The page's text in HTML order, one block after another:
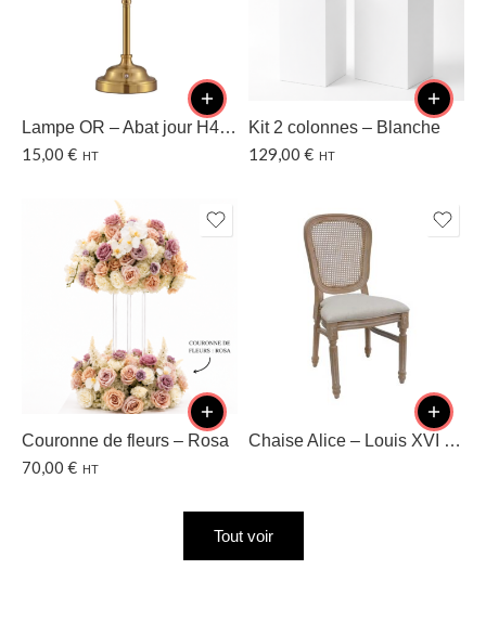
Lampe OR – Abat jour H40 CM
15,00 € HT
Kit 2 colonnes – Blanche
129,00 € HT
Couronne de fleurs – Rosa
70,00 € HT
Chaise Alice – Louis XVI – Dossier cannage
Tout voir